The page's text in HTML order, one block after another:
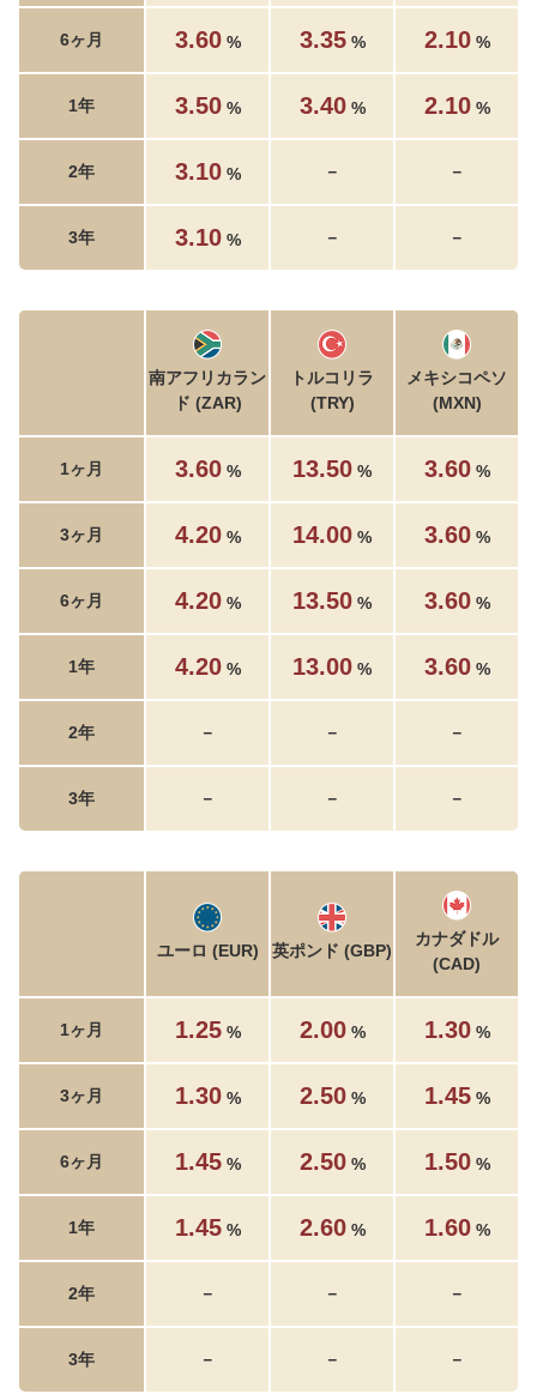
6ヶ月 3.60% 3.35% 2.10%
1年 3.50% 3.40% 2.10%
2年 3.10% － －
3年 3.10% － －
南アフリカラン
ド (ZAR)
トルコリラ
(TRY)
メキシコペソ
(MXN)
1ヶ月 3.60% 13.50 % 3.60%
3ヶ月 4.20% 14.00 % 3.60%
6ヶ月 4.20% 13.50 % 3.60%
1年 4.20% 13.00 % 3.60%
2年 － － －
3年 － － －
ユーロ (EUR) 英ポンド (GBP)
カナダドル
(CAD)
1ヶ月 1.25% 2.00% 1.30%
3ヶ月 1.30% 2.50% 1.45%
6ヶ月 1.45% 2.50% 1.50%
1年 1.45% 2.60% 1.60%
2年 － － －
3年 － － －